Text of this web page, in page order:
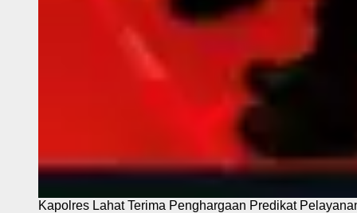
Kapolres Lahat Terima Penghargaan Predikat